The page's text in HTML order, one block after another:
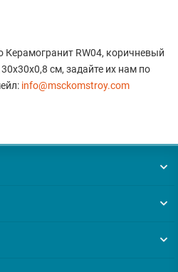
Керамогранит RW04, коричневый
см, задайте их нам по
info@msckomstroy.com